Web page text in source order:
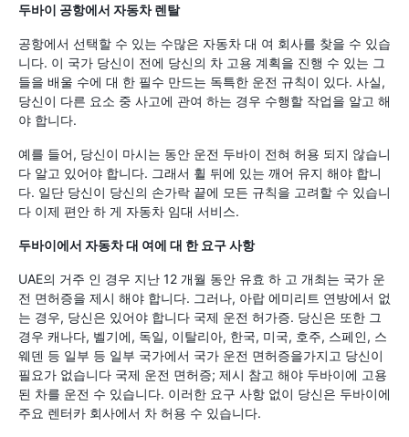
두바이 공항에서 자동차 렌탈
공항에서 선택할 수 있는 수많은 자동차 대 여 회사를 찾을 수 있습
니다. 이 국가 당신이 전에 당신의 차 고용 계획을 진행 수 있는 그
들을 배울 수에 대 한 필수 만드는 독특한 운전 규칙이 있다. 사실,
당신이 다른 요소 중 사고에 관여 하는 경우 수행할 작업을 알고 해
야 합니다.
예를 들어, 당신이 마시는 동안 운전 두바이 전혀 허용 되지 않습니
다 알고 있어야 합니다. 그래서 휠 뒤에 있는 깨어 유지 해야 합니
다. 일단 당신이 당신의 손가락 끝에 모든 규칙을 고려할 수 있습니
다 이제 편안 하 게 자동차 임대 서비스.
두바이에서 자동차 대 여에 대 한 요구 사항
UAE의 거주 인 경우 지난 12 개월 동안 유효 하 고 개최는 국가 운
전 면허증을 제시 해야 합니다. 그러나, 아랍 에미리트 연방에서 없
는 경우, 당신은 있어야 합니다 국제 운전 허가증. 당신은 또한 그
경우 캐나다, 벨기에, 독일, 이탈리아, 한국, 미국, 호주, 스페인, 스
웨덴 등 일부 등 일부 국가에서 국가 운전 면허증을가지고 당신이
필요가 없습니다 국제 운전 면허증; 제시 참고 해야 두바이에 고용
된 차를 운전 수 있습니다. 이러한 요구 사항 없이 당신은 두바이에
주요 렌터카 회사에서 차 허용 수 있습니다.